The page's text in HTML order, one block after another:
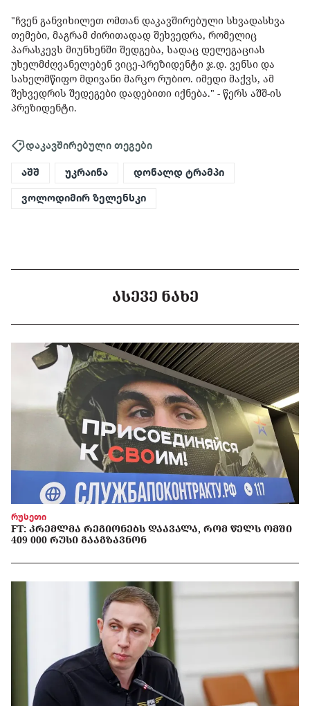
"ჩვენ განვიხილეთ ომთან დაკავშირებული სხვადასხვა
თემები, მაგრამ ძირითადად შეხვედრა, რომელიც
პარასკევს მიუნხენში შედგება, სადაც დელეგაციას
უხელმძღვანელებენ ვიცე-პრეზიდენტი ჯ.დ. ვენსი და
სახელმწიფო მდივანი მარკო რუბიო. იმედი მაქვს, ამ
შეხვედრის შედეგები დადებითი იქნება." - წერს აშშ-ის
პრეზიდენტი.
დაკავშირებული თეგები
აშშ უკრაინა დონალდ ტრამპი
ვოლოდიმირ ზელენსკი
ᲐᲡᲔᲕᲔ ᲜᲐᲮᲔ
რუსეთი
FT: ᲙᲠᲔᲛᲚᲛᲐ ᲠᲔᲒᲘᲝᲜᲔᲑᲡ ᲓᲐᲐᲕᲐᲚᲐ, ᲠᲝᲛ ᲬᲔᲚᲡ ᲝᲛᲨᲘ
409 000 ᲠᲣᲡᲘ ᲒᲐᲐᲒᲖᲐᲕᲜᲝᲜ